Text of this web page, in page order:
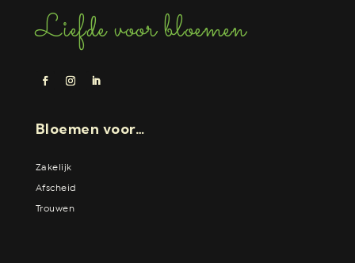
Liefde voor bloemen
Bloemen voor…
Zakelijk
Afscheid
Trouwen